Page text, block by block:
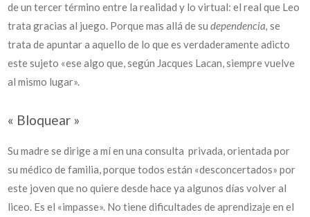
de un tercer término entre la realidad y lo virtual: el real que Leo
trata gracias al juego. Porque mas allá de sudependencia, se
trata de apuntar a aquello de lo que es verdaderamente adicto
este sujeto «ese algo que, según Jacques Lacan, siempre vuelve
al mismo lugar».
« Bloquear »
Su madre se dirige a mí en una consulta privada, orientada por
su médico de familia, porque todos están «desconcertados» por
este joven que no quiere desde hace ya algunos días volver al
liceo. Es el «impasse». No tiene dificultades de aprendizaje en el